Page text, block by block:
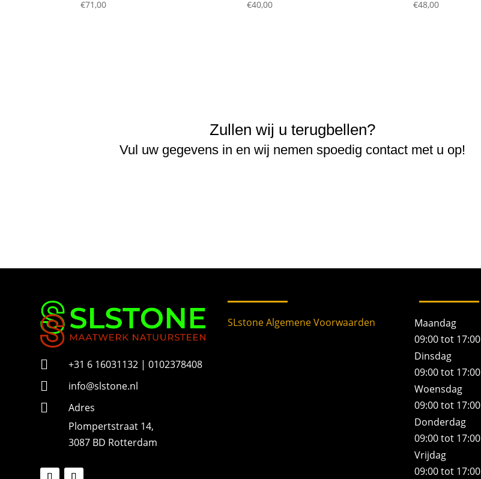
€71,00 €40,00 €48,00
Zullen wij u terugbellen?
Vul uw gegevens in en wij nemen spoedig contact met u op!
 +31 6 16031132 | 0102378408
 info@slstone.nl

Adres
Plompertstraat 14,
3087 BD Rotterdam
SLstone Algemene Voorwaarden
Maandag
09:00 tot 17:00
Dinsdag
09:00 tot 17:00
Woensdag
09:00 tot 17:00
Donderdag
09:00 tot 17:00
Vrijdag
09:00 tot 17:00